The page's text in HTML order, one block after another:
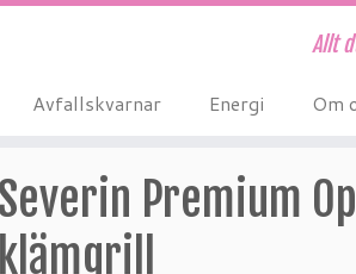
Allt
Avfallskvarnar Energi Om
Severin Premium
klämgrill